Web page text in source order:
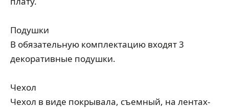
Подушки
В обязательную комплектацию входят 3
декоративные подушки.
Чехол
Чехол в виде покрывала, съемный, на лентах-